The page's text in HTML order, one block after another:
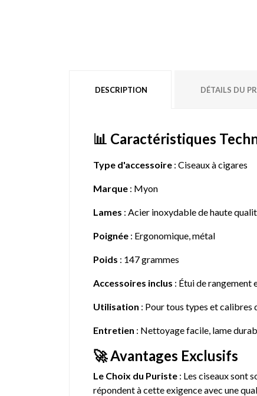
DESCRIPTION DÉTAILS DU
📊 Caractéristiques
Type d'accessoire : Ciseaux à cigares
Marque : Myon
Lames : Acier inoxydable de haute
Poignée : Ergonomique, métal
Poids : 147 grammes
Accessoires inclus : Étui de rangement
Utilisation : Pour tous types et calibres
Entretien : Nettoyage facile, lame
🚀 Avantages Exclusifs
Le Choix du Puriste : Les ciseaux sont
répondent à cette exigence avec une